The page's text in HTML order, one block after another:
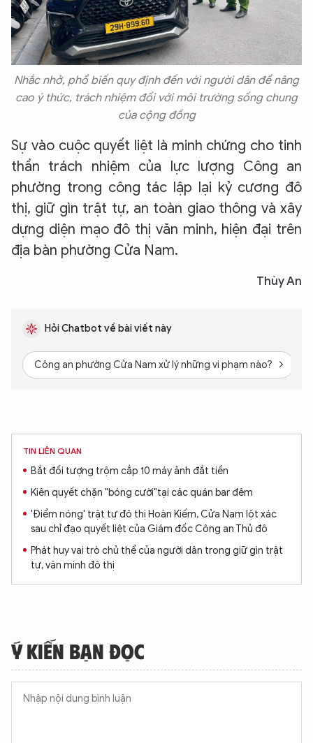
Nhắc nhở, phổ biến quy định đến với người dân để nâng
cao ý thức, trách nhiệm đối với môi trường sống chung
của cộng đồng
Sự vào cuộc quyết liệt là minh chứng cho tinh
thần trách nhiệm của lực lượng Công an
phường trong công tác lập lại kỷ cương đô
thị, giữ gìn trật tự, an toàn giao thông và xây
dựng diện mạo đô thị văn minh, hiện đại trên
địa bàn phường Cửa Nam.
Thùy An
Hỏi Chatbot về bài viết này
Công an phường Cửa Nam xử lý những vi phạm nào?
TIN LIÊN QUAN
Bắt đối tượng trộm cắp 10 máy ảnh đắt tiền
Kiên quyết chặn "bóng cười"tại các quán bar đêm
'Điểm nóng' trật tự đô thị Hoàn Kiếm, Cửa Nam lột xác
sau chỉ đạo quyết liệt của Giám đốc Công an Thủ đô
Phát huy vai trò chủ thể của người dân trong giữ gìn trật
tự, văn minh đô thị
Ý KIẾN BẠN ĐỌC